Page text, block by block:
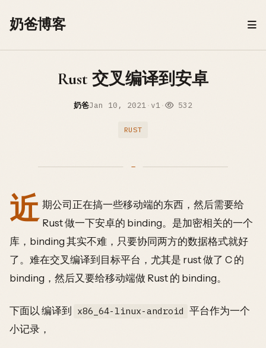
奶爸博客
Rust 交叉编译到安卓
奶爸Jan 10, 2021· v1· 532
RUST
近 期公司正在搞一些移动端的东西，然后需要给
Rust 做一下安卓的 binding。是加密相关的一个
库，binding 其实不难，只要协同两方的数据格式就好
了。难在交叉编译到目标平台，尤其是 rust 做了 C 的
binding，然后又要给移动端做 Rust 的 binding。
下面以 编译到 x86_64-linux-android 平台作为一个
小记录，